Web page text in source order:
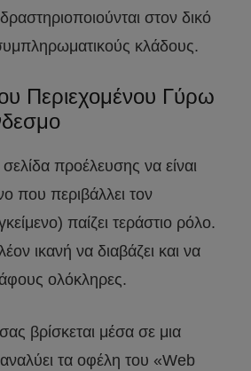
στον δικό
κλάδους.
Περιεχομένου Γύρω
προέλευσης να είναι
που περιβάλλει τον
παίζει τεράστιο ρόλο.
ικανή να διαβάζει και να
ολόκληρες.
βρίσκεται μέσα σε μια
τα οφέλη του «Web